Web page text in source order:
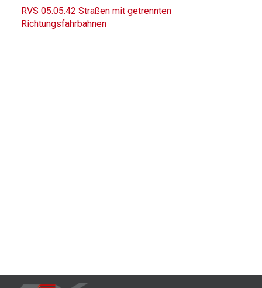
RVS 05.05.42 Straßen mit getrennten
Richtungsfahrbahnen